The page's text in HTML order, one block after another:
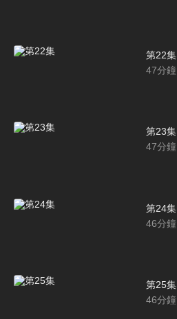
第22集
47分鐘
第23集
47分鐘
第24集
46分鐘
第25集
46分鐘